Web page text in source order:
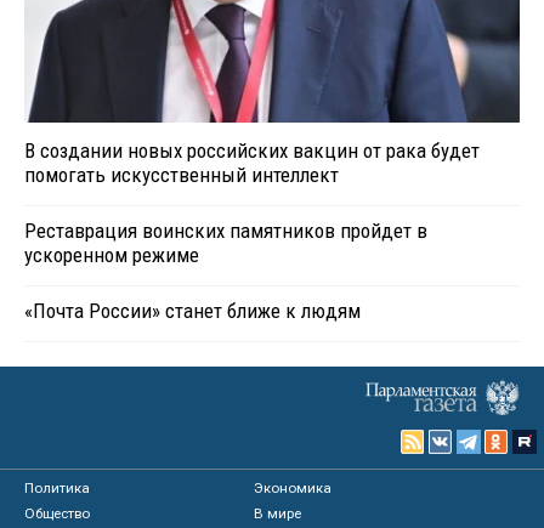
В создании новых российских вакцин от рака будет
помогать искусственный интеллект
Реставрация воинских памятников пройдет в
ускоренном режиме
«Почта России» станет ближе к людям
Политика
Экономика
Общество
В мире